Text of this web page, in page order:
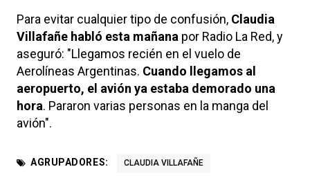
Para evitar cualquier tipo de confusión, Claudia
Villafañe habló esta mañana por Radio La Red, y
aseguró: "Llegamos recién en el vuelo de
Aerolíneas Argentinas. Cuando llegamos al
aeropuerto, el avión ya estaba demorado una
hora. Pararon varias personas en la manga del
avión".
AGRUPADORES: CLAUDIA VILLAFAÑE